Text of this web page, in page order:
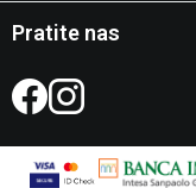
Pratite nas